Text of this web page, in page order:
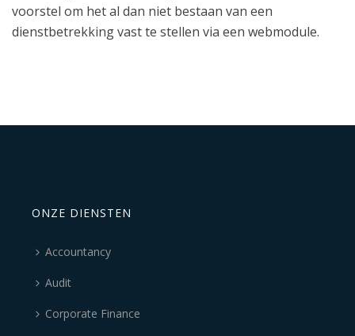
voorstel om het al dan niet bestaan van een
dienstbetrekking vast te stellen via een webmodule.
ONZE DIENSTEN
Accountancy
Audit
Corporate Finance